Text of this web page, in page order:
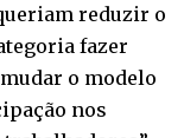
reduzir o
fazer
o modelo
nos